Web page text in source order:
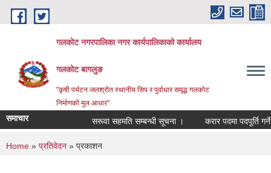
Skip to main content
गलकोट नगरपालिका नगर कार्यपालिकाको कार्यालय
गलकोट बागलुङ
"कृषी पर्यटन जलश्रोत स्थानीय सिप र पुर्वाधार समृद्ध गलकोट
निर्माणको मुल आधार"
समाचार सरूवा सहमति सम्बन्धी सूचना । करार पदमा पदपूर्ति
You are here
Home » प्रतिवेदन » प्रकाशन